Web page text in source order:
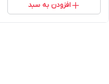
افزودن به سبد